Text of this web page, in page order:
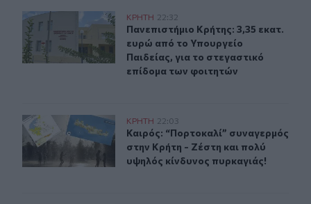
Πανεπιστήμιο Κρήτης: 3,35 εκατ. ευρώ από το
ΚΡΗΤΗ 22:32
Πανεπιστήμιο Κρήτης: 3,35 εκατ.
Πανεπιστήμιο Κρήτης: 3,35 εκατ.
ευρώ από το Υπουργείο
Παιδείας, για το στεγαστικό
επίδομα των φοιτητών
Καιρός: “Πορτοκαλί” συναγερμός στην Κρήτη - Ζέστη
ΚΡΗΤΗ 22:03
Καιρός: “Πορτοκαλί” συναγερμός
Καιρός: “Πορτοκαλί” συναγερμός
στην Κρήτη - Ζέστη και πολύ
υψηλός κίνδυνος πυρκαγιάς!